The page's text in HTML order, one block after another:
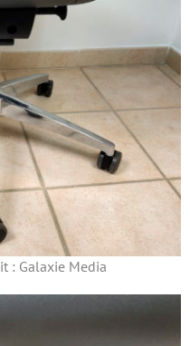
: Galaxie Media